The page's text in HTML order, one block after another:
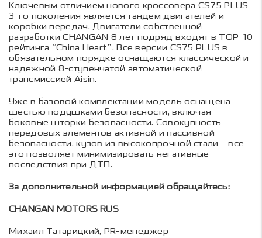
Ключевым отличием нового кроссовера CS75 PLUS
3-го поколения является тандем двигателей и
коробки передач. Двигатели собственной
разработки CHANGAN 8 лет подряд входят в TOP-10
рейтинга “China Heart”. Все версии CS75 PLUS в
обязательном порядке оснащаются классической и
надежной 8-ступенчатой автоматической
трансмиссией Aisin.
Уже в базовой комплектации модель оснащена
шестью подушками безопасности, включая
боковые шторки безопасности. Совокупность
передовых элементов активной и пассивной
безопасности, кузов из высокопрочной стали – все
это позволяет минимизировать негативные
последствия при ДТП.
За дополнительной информацией обращайтесь:
CHANGAN MOTORS RUS
Михаил Татарицкий, PR-менеджер